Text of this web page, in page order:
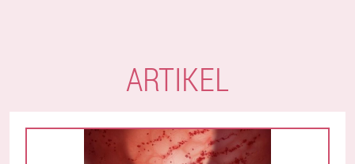
ARTIKEL